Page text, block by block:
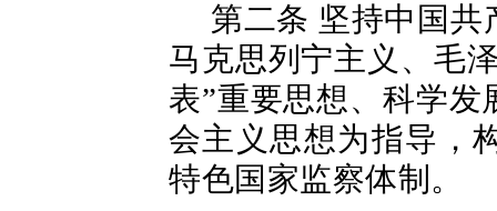
第二条 坚持中国
马克思列宁主义、毛
表”重要思想、科学
会主义思想为指导，
特色国家监察体制。